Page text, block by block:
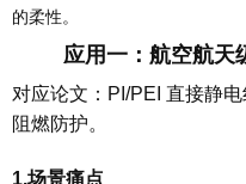
的柔性。
应用一： 航空航天
对应论文：PI/PEI 直接静
阻燃防护。
1.场景痛点